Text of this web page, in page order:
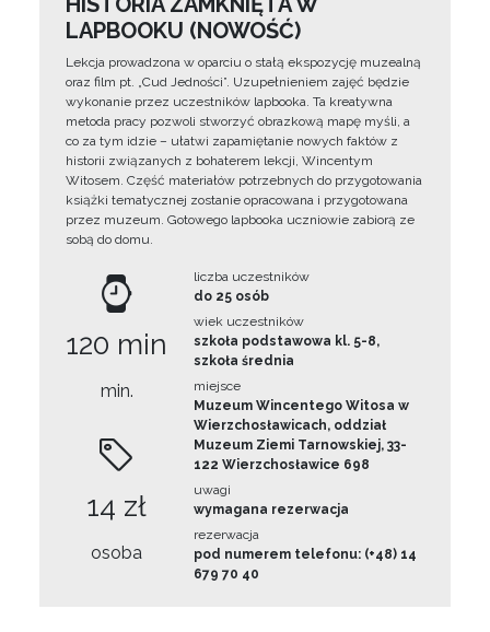
LAPBOOKU (NOWOŚĆ)
Lekcja prowadzona w oparciu o stałą ekspozycję muzealną
oraz film pt. „Cud Jedności”. Uzupełnieniem zajęć będzie
wykonanie przez uczestników lapbooka. Ta kreatywna
metoda pracy pozwoli stworzyć obrazkową mapę myśli, a
co za tym idzie – ułatwi zapamiętanie nowych faktów z
historii związanych z bohaterem lekcji, Wincentym
Witosem. Część materiałów potrzebnych do przygotowania
książki tematycznej zostanie opracowana i przygotowana
przez muzeum. Gotowego lapbooka uczniowie zabiorą ze
sobą do domu.
120 min
min.
14 zł
osoba
liczba uczestników
do 25 osób
wiek uczestników
szkoła podstawowa kl. 5-8,
szkoła średnia
miejsce
Muzeum Wincentego Witosa w
Wierzchosławicach, oddział
Muzeum Ziemi Tarnowskiej, 33-
122 Wierzchosławice 698
uwagi
wymagana rezerwacja
rezerwacja
pod numerem telefonu: (+48) 14
679 70 40